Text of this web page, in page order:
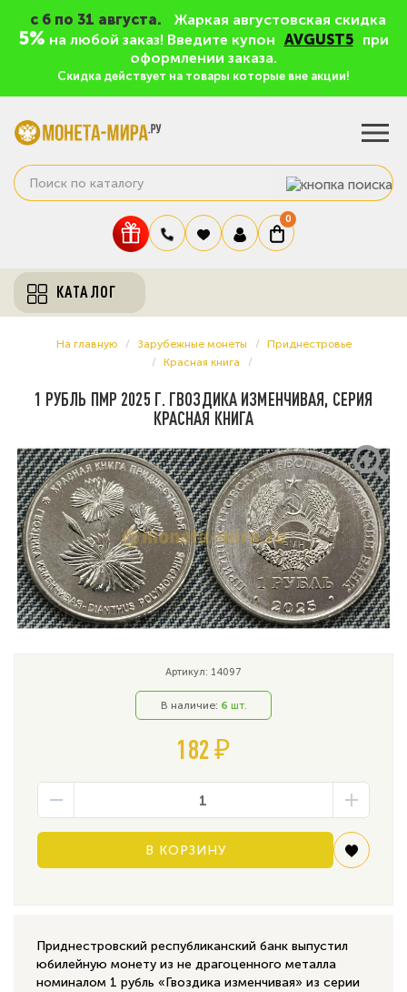
c 6 по 31 августа. Жаркая августовская скидка
5% на любой заказ! Введите купон AVGUST5
при
оформлении заказа.
Скидка действует на товары которые вне акции!
0
КАТАЛОГ
На главную Зарубежные монеты
Приднестровье
Красная книга
1 РУБЛЬ ПМР 2025 Г. ГВОЗДИКА ИЗМЕНЧИВАЯ, СЕРИЯ
КРАСНАЯ КНИГА
Артикул: 14097
В наличие: 6 шт.
182 ₽
В КОРЗИНУ
Приднестровский республиканский банк выпустил
юбилейную монету из не драгоценного металла
номиналом 1 рубль «Гвоздика изменчивая» из серии